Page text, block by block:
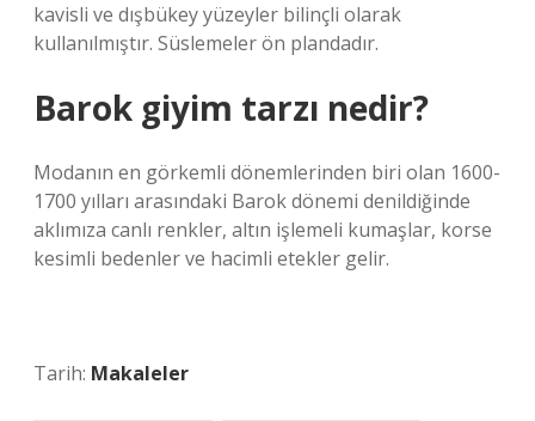
kavisli ve dışbükey yüzeyler bilinçli olarak
kullanılmıştır. Süslemeler ön plandadır.
Barok giyim tarzı nedir?
Modanın en görkemli dönemlerinden biri olan 1600-
1700 yılları arasındaki Barok dönemi denildiğinde
aklımıza canlı renkler, altın işlemeli kumaşlar, korse
kesimli bedenler ve hacimli etekler gelir.
Tarih: Makaleler